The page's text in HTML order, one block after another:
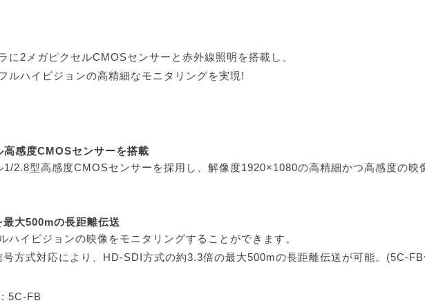
に2メガピクセルCMOSセンサーと赤外線照明を搭載し、
ルハイビジョンの高精細なモニタリングを実現!
高感度CMOSセンサーを搭載
1/2.8型高感度CMOSセンサーを採用し、解像度1920×1080の高精細かつ高感度の映
大500mの長距離伝送
ハイビジョンの映像をモニタリングすることができます。
方式対応により、HD-SDI方式の約3.3倍の最大500mの長距離伝送が可能。(5C-FB
5C-FB